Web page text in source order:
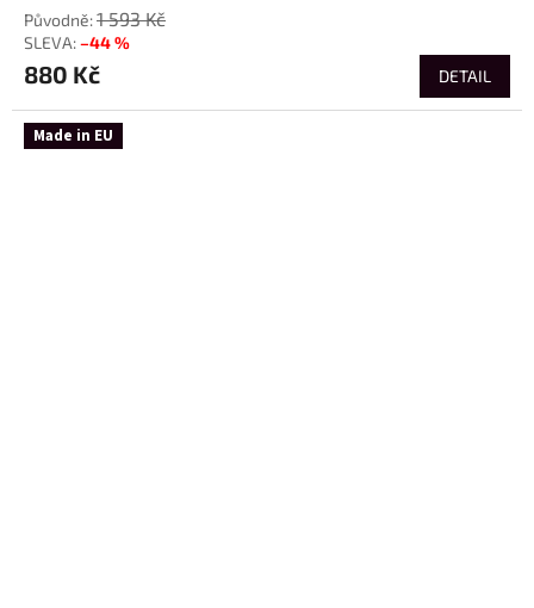
1 593 Kč
–44 %
880 Kč DETAIL
Made in EU